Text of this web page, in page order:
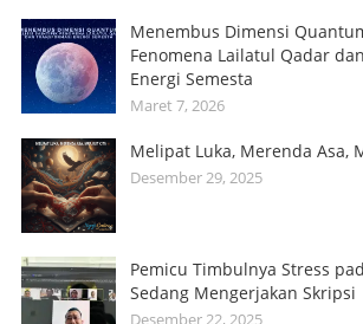
Menembus Dimensi
Fenomena Lailatul Qadar
Energi Semesta
Maret 7, 2026
Melipat Luka, Merenda Asa,
Desember 29, 2025
Pemicu Timbulnya Stress
Sedang Mengerjakan Skripsi
Desember 22, 2025